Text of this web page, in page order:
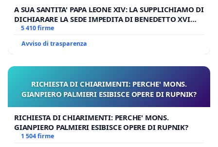
A SUA SANTITA' PAPA LEONE XIV: LA SUPPLICHIAMO DI
DICHIARARE LA SEDE IMPEDITA DI BENEDETTO XVI
E/O DI FAR APRIRE IL RELATIVO PROCESSO
5 410 firme
Avviso di trasparenza
RICHIESTA DI CHIARIMENTI: PERCHE' MONS.
GIANPIERO PALMIERI ESIBISCE OPERE DI RUPNIK?
RICHIESTA DI CHIARIMENTI: PERCHE' MONS.
GIANPIERO PALMIERI ESIBISCE OPERE DI RUPNIK?
1 504 firme